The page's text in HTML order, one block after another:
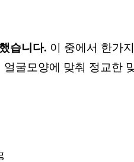
습니다. 이 중에서 한가
굴모양에 맞춰 정교한